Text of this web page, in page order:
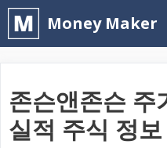
컨
텐
로
건
너
Money Maker
존슨앤존슨 주
실적 주식 정보